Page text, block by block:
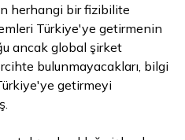
herhangi bir fizibilite
Türkiye'ye getirmenin
ancak global şirket
bulunmayacakları, bilgi
getirmeyi